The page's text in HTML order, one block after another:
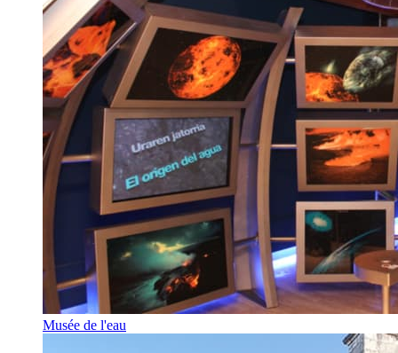
Musée de l'eau